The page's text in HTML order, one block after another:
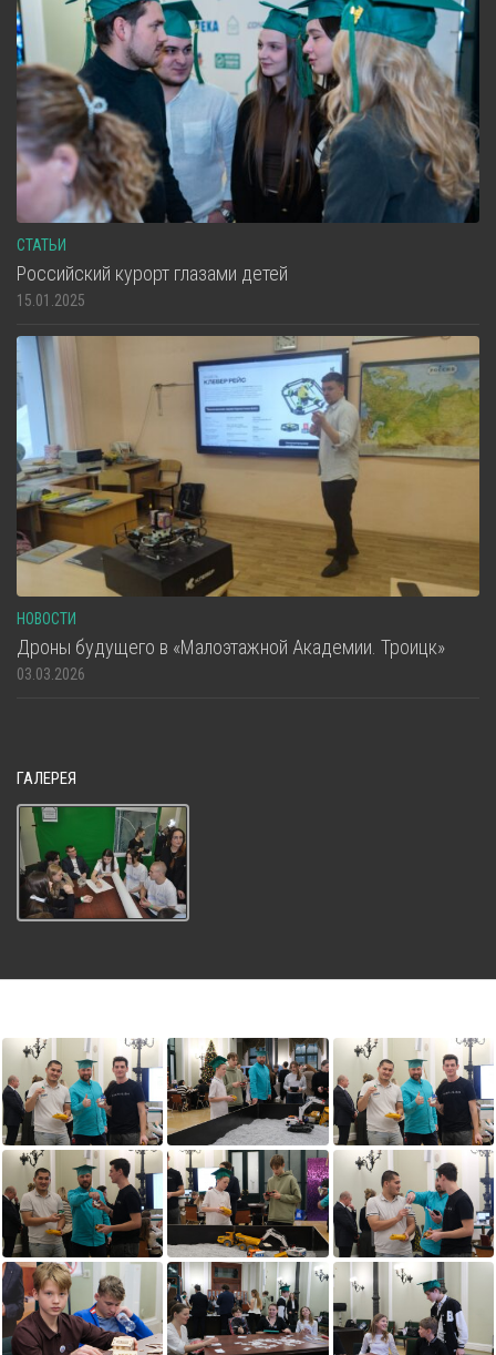
СТАТЬИ
Российский курорт глазами детей
15.01.2025
НОВОСТИ
Дроны будущего в «Малоэтажной Академии. Троицк»
03.03.2026
ГАЛЕРЕЯ